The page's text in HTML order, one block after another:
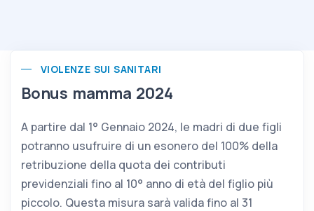
VIOLENZE SUI SANITARI
Bonus mamma 2024
A partire dal 1° Gennaio 2024, le madri di due figli
potranno usufruire di un esonero del 100% della
retribuzione della quota dei contributi
previdenziali fino al 10° anno di età del figlio più
piccolo. Questa misura sarà valida fino al 31